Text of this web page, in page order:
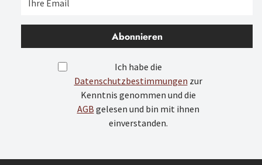
Abonnieren
Ich habe die
Datenschutzbestimmungen zur
Kenntnis genommen und die
AGB gelesen und bin mit ihnen
einverstanden.